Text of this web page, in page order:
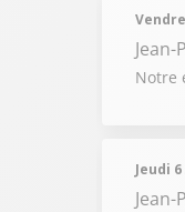
Notre
Jeudi